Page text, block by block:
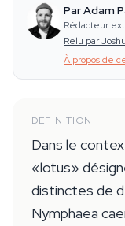
Par Adam
Rédacteur
Relu par
À propos de
DEFINITION
Dans le
«lotus»
distinctes de
Nymphaea